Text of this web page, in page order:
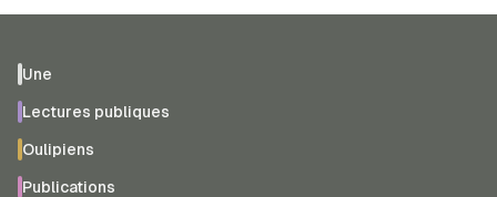
Une
Lectures publiques
Oulipiens
Publications